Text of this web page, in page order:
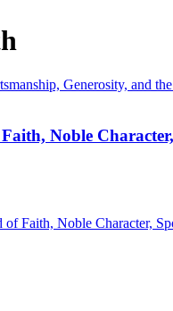
Generosity, and the
Noble
Noble Character,